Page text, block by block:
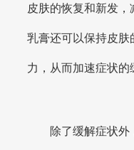
皮肤的恢复和新发
乳膏还可以保持皮肤
力，从而加速症状的
除了缓解症状外